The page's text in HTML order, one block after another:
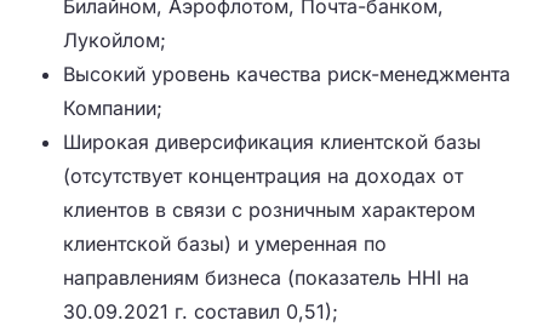
Билайном, Аэрофлотом, Почта-банком,
Лукойлом;
Высокий уровень качества риск-менеджмента
Компании;
Широкая диверсификация клиентской базы
(отсутствует концентрация на доходах от
клиентов в связи с розничным характером
клиентской базы) и умеренная по
направлениям бизнеса (показатель HHI на
30.09.2021 г. составил 0,51);